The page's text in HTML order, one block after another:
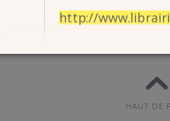
http://
Éditions FLBLB
Clément Xavier,Dédicace
HAUT DE